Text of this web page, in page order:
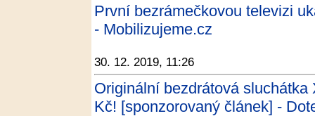
První bezrámečkovou televizi
- Mobilizujeme.cz
30. 12. 2019, 11:26
Originální bezdrátová
Kč! [sponzorovaný článek] -